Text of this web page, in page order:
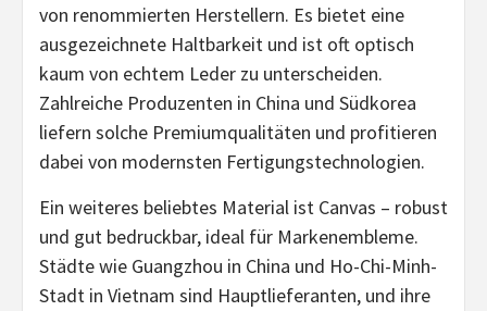
von renommierten Herstellern. Es bietet eine
ausgezeichnete Haltbarkeit und ist oft optisch
kaum von echtem Leder zu unterscheiden.
Zahlreiche Produzenten in China und Südkorea
liefern solche Premiumqualitäten und profitieren
dabei von modernsten Fertigungstechnologien.
Ein weiteres beliebtes Material ist Canvas – robust
und gut bedruckbar, ideal für Markenembleme.
Städte wie Guangzhou in China und Ho-Chi-Minh-
Stadt in Vietnam sind Hauptlieferanten, und ihre